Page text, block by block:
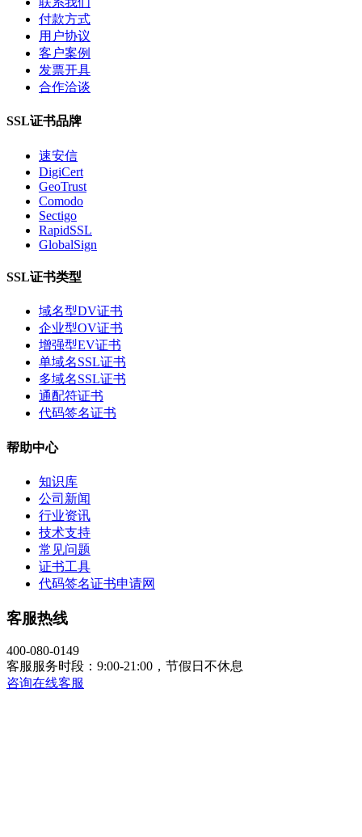
付款方式
用户协议
客户案例
发票开具
合作洽谈
SSL证书品牌
速安信
DigiCert
GeoTrust
Comodo
Sectigo
RapidSSL
GlobalSign
SSL证书类型
域名型DV证书
企业型OV证书
增强型EV证书
单域名SSL证书
多域名SSL证书
通配符证书
代码签名证书
帮助中心
知识库
公司新闻
行业资讯
技术支持
常见问题
证书工具
代码签名证书申请网
客服热线
400-080-0149
客服服务时段：9:00-21:00，节假日不休息
咨询在线客服